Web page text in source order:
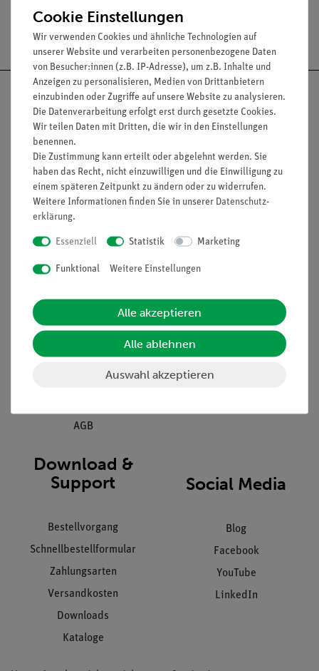
Versandkostenfrei ab 300,- €
Informationen
Unternehmen
Projekte und Lösungen
Stellenangebote
Hinweisgeberschutz
Datenschutz
AGB
Service
Übersicht Service
Beratung & Showroom
Einräumservice
Inbetriebnahme & Schulungen
Kundendienst
Download &
Support
Bestellvorgang
Schnellbestellformular
Zahlungsarten
Versandkosten
Downloads
Kataloge
Social Media
Blog
Facebook
YouTube
LinkedIn
Cookie Einstellungen
Wir verwenden Cookies und ähnliche Technologien auf
unserer Website und verarbeiten personenbezogene Daten
von Besucher:innen (z.B. IP-Adresse), um z.B. Inhalte und
Anzeigen zu personalisieren, Medien von Drittanbietern
einzubinden oder Zugriffe auf unsere Website zu analysieren.
Die Datenverarbeitung erfolgt erst durch gesetzte Cookies.
Wir teilen Daten mit Dritten, die wir in den Einstellungen
benennen.
Die Zustimmung kann erteilt oder abgelehnt werden. Sie
haben das Recht, nicht einzuwilligen und die Einwilligung zu
einem späteren Zeitpunkt zu ändern oder zu widerrufen.
Weitere Informationen finden Sie in unserer Daten­schutz­
erklärung.
Essenziell Statistik Marketing
Funktional Weitere Einstellungen
Alle akzeptieren
Alle ablehnen
Auswahl akzeptieren